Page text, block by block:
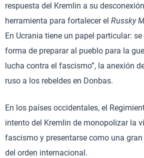
respuesta del Kremlin a su
herramienta para fortalecer el Russky
En Ucrania tiene un papel particular:
forma de preparar al pueblo para la
lucha contra el fascismo”, la anexión
ruso a los rebeldes en Donbas.
En los países occidentales, el
intento del Kremlin de monopolizar la
fascismo y presentarse como una
del orden internacional.